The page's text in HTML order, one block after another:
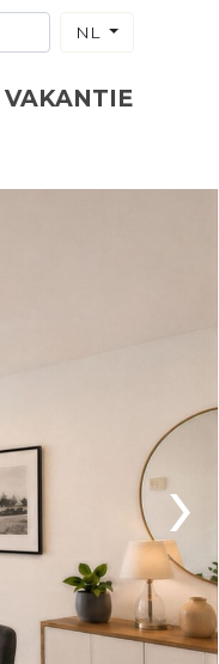
NL
VAKANTIE
›